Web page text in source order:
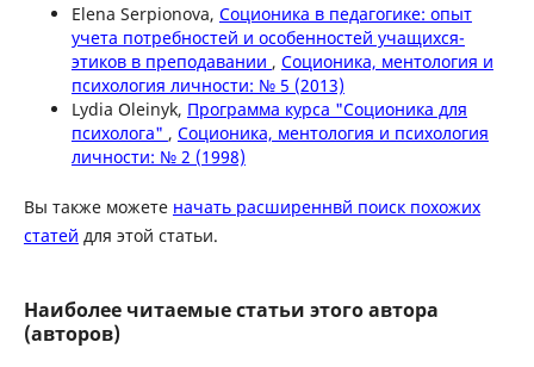
Elena Serpionova, Соционика в педагогике: опыт
учета потребностей и особенностей учащихся-
этиков в преподавании , Соционика, ментология и
психология личности: № 5 (2013)
Lydia Oleinyk, Программа курса "Соционика для
психолога" , Соционика, ментология и психология
личности: № 2 (1998)
Вы также можете начать расширеннвй поиск похожих
статей для этой статьи.
Наиболее читаемые статьи этого автора
(авторов)